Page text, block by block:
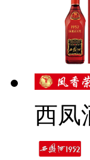
西凤